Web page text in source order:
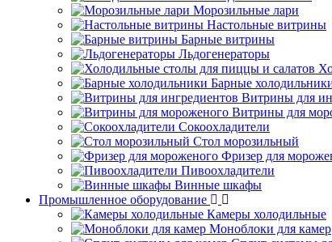
Морозильные лари
Настольные витрины
Барные витрины
Льдогенераторы
Барные
Витрины для
Витрины для
Сокоохладители
Стол морозильный
Фризер для
Пивоохладители
Винные шкафы
Промышленное оборудование
Камеры холодильные
Моноблоки для камер